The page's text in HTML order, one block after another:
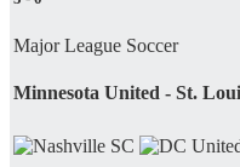
Major League Soccer
Minnesota United - St.